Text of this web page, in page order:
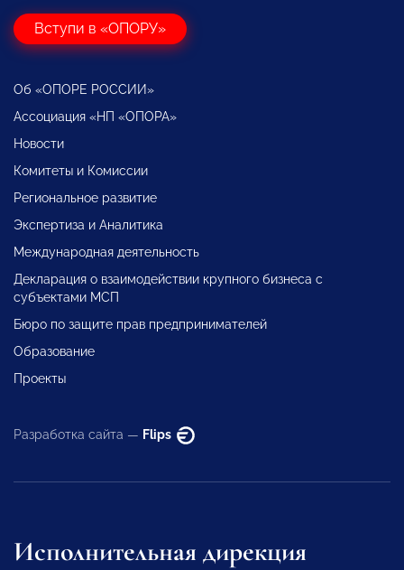
Вступи в «ОПОРУ»
Об «ОПОРЕ РОССИИ»
Ассоциация «НП «ОПОРА»
Новости
Комитеты и Комиссии
Региональное развитие
Экспертиза и Аналитика
Международная деятельность
Декларация о взаимодействии крупного бизнеса с
субъектами МСП
Бюро по защите прав предпринимателей
Образование
Проекты
Разработка сайта — Flips
Исполнительная дирекция